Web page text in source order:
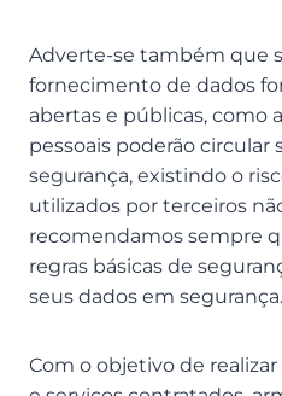
Adverte-se também que
fornecimento de dados
abertas e públicas, como
pessoais poderão circular
segurança, existindo o
utilizados por terceiros
recomendamos sempre
regras básicas de
seus dados em segurança.
Com o objetivo de